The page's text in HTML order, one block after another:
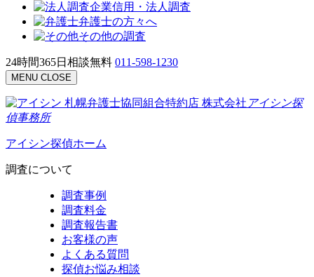
企業信用・法人調査
弁護士の方々へ
その他の調査
24時間365日相談無料 011-598-1230
MENU CLOSE
札幌弁護士協同組合特約店 株式会社 アイシン探
偵事務所
アイシン探偵ホーム
調査について
調査事例
調査料金
調査報告書
お客様の声
よくある質問
探偵お悩み相談